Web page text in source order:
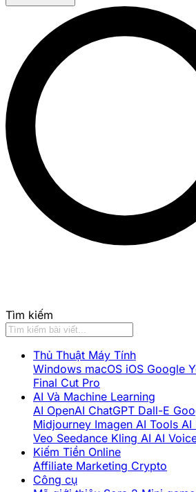
Tìm kiếm
Thủ Thuật Máy Tính
Windows macOS iOS Google
Final Cut Pro
AI Và Machine Learning
AI OpenAI ChatGPT Dall-E
Midjourney Imagen AI Tools AI
Veo Seedance Kling AI AI
Kiếm Tiền Online
Affiliate Marketing Crypto
Công cụ